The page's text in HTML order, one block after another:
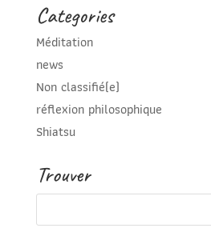
Categories
Méditation
news
Non classifié(e)
réflexion philosophique
Shiatsu
Trouver